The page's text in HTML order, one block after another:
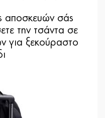
αποσκευών σάς
την τσάντα σε
για ξεκούραστο